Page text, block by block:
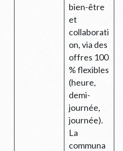
bien-être
et
collaborati
on, via des
offres 100
% flexibles
(heure,
demi-
journée,
journée).
La
communa